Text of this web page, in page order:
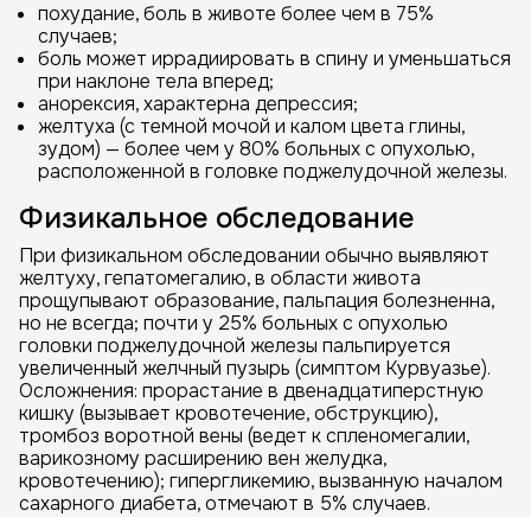
похудание, боль в животе более чем в 75%
случаев;
боль может иррадиировать в спину и уменьшаться
при наклоне тела вперед;
анорексия, характерна депрессия;
желтуха (с темной мочой и калом цвета глины,
зудом) — более чем у 80% больных с опухолью,
расположенной в головке поджелудочной железы.
Физикальное обследование
При физикальном обследовании обычно выявляют
желтуху, гепатомегалию, в области живота
прощупывают образование, пальпация болезненна,
но не всегда; почти у 25% больных с опухолью
головки поджелудочной железы пальпируется
увеличенный желчный пузырь (симптом Курвуазье).
Осложнения: прорастание в двенадцатиперстную
кишку (вызывает кровотечение, обструкцию),
тромбоз воротной вены (ведет к спленомегалии,
варикозному расширению вен желудка,
кровотечению); гипергликемию, вызванную началом
сахарного диабета, отмечают в 5% случаев.